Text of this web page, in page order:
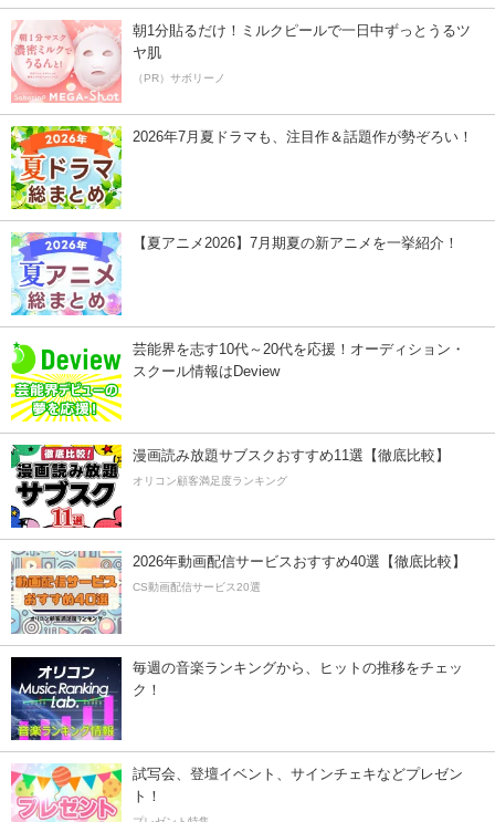
朝1分貼るだけ！ミルクピールで一日中ずっとうるツ
ヤ肌
（PR）サボリーノ
2026年7月夏ドラマも、注目作＆話題作が勢ぞろい！
【夏アニメ2026】7月期夏の新アニメを一挙紹介！
芸能界を志す10代～20代を応援！オーディション・
スクール情報はDeview
漫画読み放題サブスクおすすめ11選【徹底比較】
オリコン顧客満足度ランキング
2026年動画配信サービスおすすめ40選【徹底比較】
CS動画配信サービス20選
毎週の音楽ランキングから、ヒットの推移をチェッ
ク！
試写会、登壇イベント、サインチェキなどプレゼン
ト！